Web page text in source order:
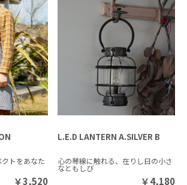
トをあなた
￥3,520
L.E.D LANTERN A.SILVER B
心の琴線に触れる、在りし日の小さ
なともしび
￥4,180